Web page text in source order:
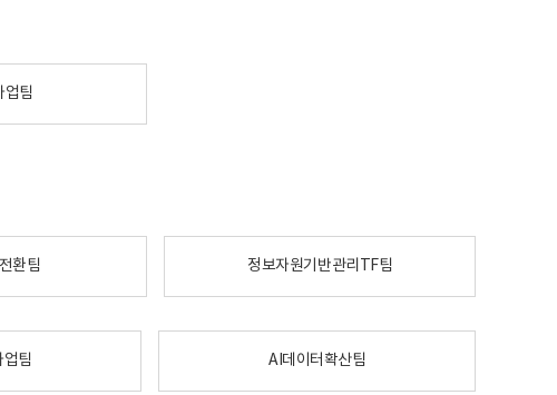
업팀
환팀 정보자원기반관리TF팀
업팀 AI데이터확산팀